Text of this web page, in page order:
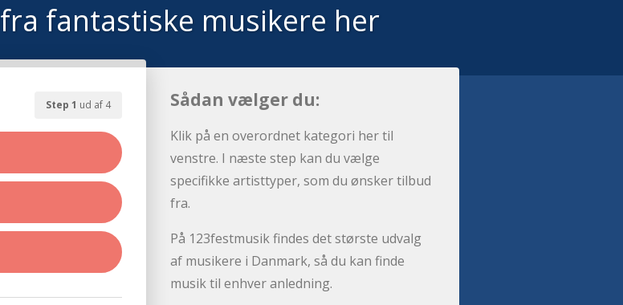
fra fantastiske musikere her
Step 1 ud af 4 Sådan vælger du:
Klik på en overordnet kategori her til
venstre. I næste step kan du vælge
specifikke artisttyper, som du ønsker tilbud
fra.
På 123festmusik findes det største udvalg
af musikere i Danmark, så du kan finde
musik til enhver anledning.